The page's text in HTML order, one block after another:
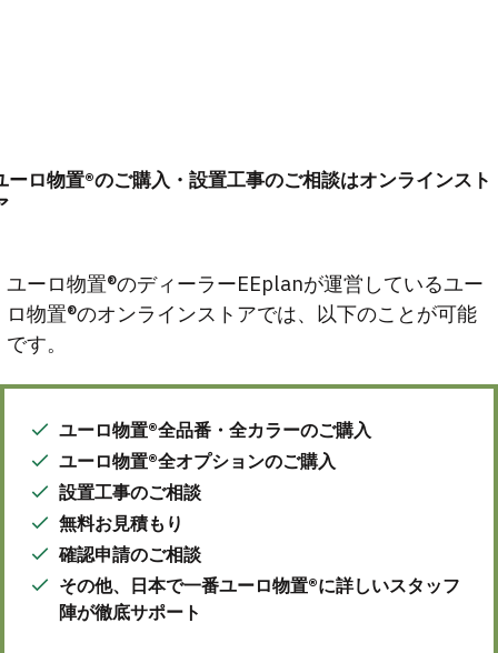
ーロ物置®のご購入・設置工事のご相談はオンラインスト
ユーロ物置®のディーラーEEplanが運営しているユー
ロ物置®のオンラインストアでは、以下のことが可能
です。
ユーロ物置®全品番・全カラーのご購入
ユーロ物置®全オプションのご購入
設置工事のご相談
無料お見積もり
確認申請のご相談
その他、日本で一番ユーロ物置®に詳しいスタッフ
陣が徹底サポート